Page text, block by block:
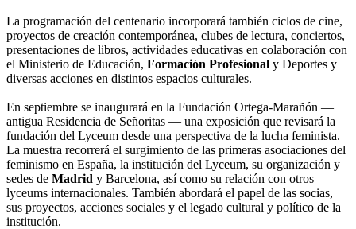
La programación del centenario incorporará también ciclos de cine,
proyectos de creación contemporánea, clubes de lectura, conciertos,
presentaciones de libros, actividades educativas en colaboración con
el Ministerio de Educación, Formación Profesional y Deportes y
diversas acciones en distintos espacios culturales.
En septiembre se inaugurará en la Fundación Ortega-Marañón —
antigua Residencia de Señoritas — una exposición que revisará la
fundación del Lyceum desde una perspectiva de la lucha feminista.
La muestra recorrerá el surgimiento de las primeras asociaciones del
feminismo en España, la institución del Lyceum, su organización y
sedes de Madrid y Barcelona, así como su relación con otros
lyceums internacionales. También abordará el papel de las socias,
sus proyectos, acciones sociales y el legado cultural y político de la
institución.